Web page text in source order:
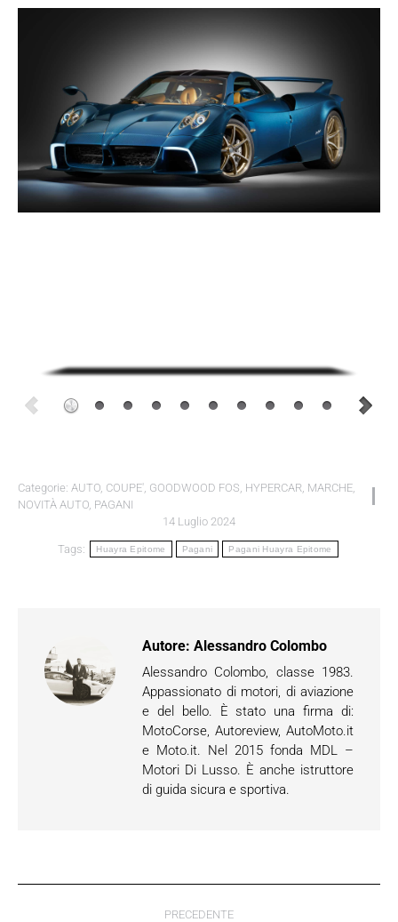
Categorie: AUTO, COUPE', GOODWOOD FOS, HYPERCAR, MARCHE,
NOVITÀ AUTO, PAGANI
14 Luglio 2024
Tags: Huayra Epitome Pagani Pagani Huayra Epitome
Autore: Alessandro Colombo
Alessandro Colombo, classe 1983.
Appassionato di motori, di aviazione
e del bello. È stato una firma di:
MotoCorse, Autoreview, AutoMoto.it
e Moto.it. Nel 2015 fonda MDL –
Motori Di Lusso. È anche istruttore
di guida sicura e sportiva.
PRECEDENTE